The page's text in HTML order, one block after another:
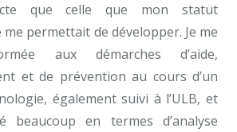
que celle que mon statut
me permettait de développer. Je me
aux démarches d’aide,
et de prévention au cours d’un
également suivi à l’ULB, et
beaucoup en termes d’analyse